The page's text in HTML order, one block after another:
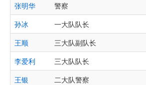
张明华
警察
孙冰
一大队队长
王顺
三大队副队长
李爱利
三大队队长
王银
二大队警察